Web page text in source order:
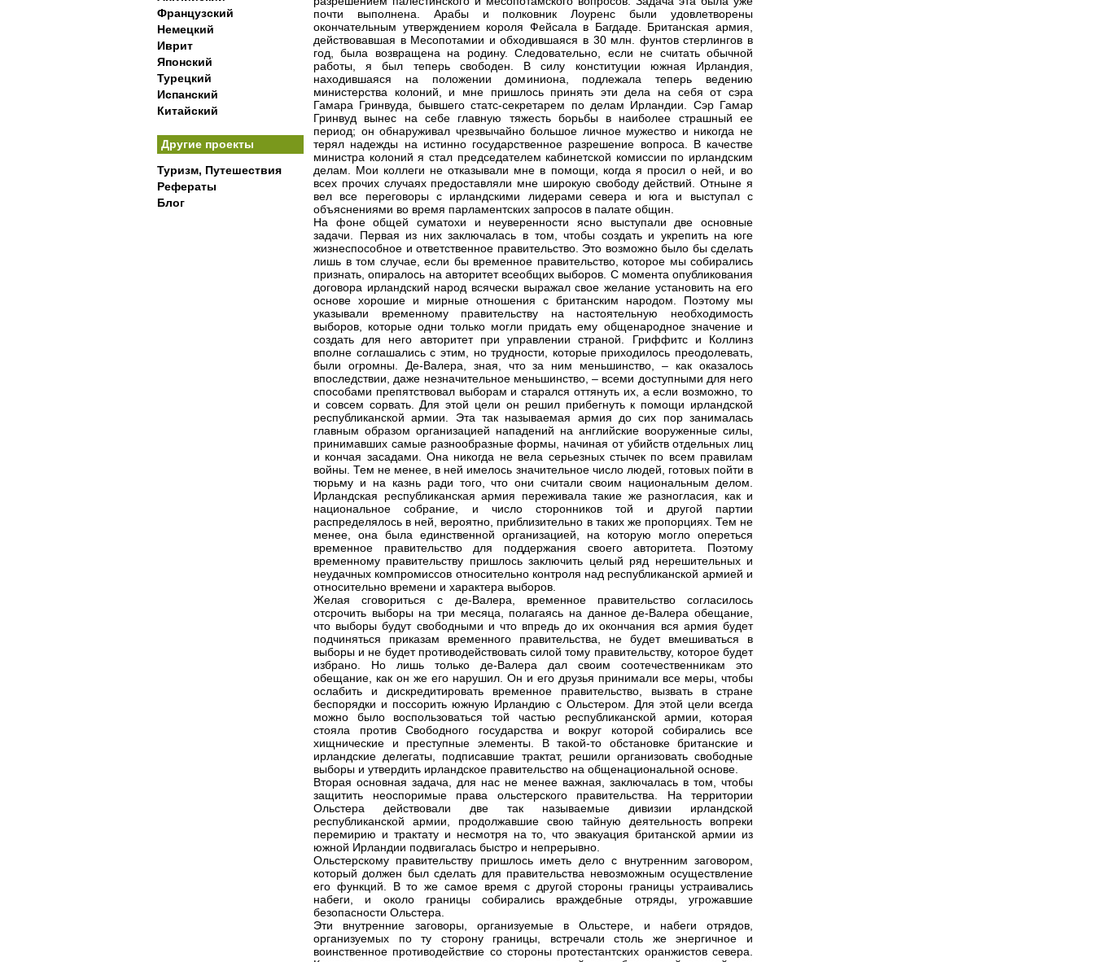
Французский
Немецкий
Иврит
Японский
Турецкий
Испанский
Китайский
Другие проекты
Туризм, Путешествия
Рефераты
Блог
почти выполнена. Арабы и полковник Лоуренс были удовлетворены
окончательным утверждением короля Фейсала в Багдаде. Британская армия,
действовавшая в Месопотамии и обходившаяся в 30 млн. фунтов стерлингов в
год, была возвращена на родину. Следовательно, если не считать обычной
работы, я был теперь свободен. В силу конституции южная Ирландия,
находившаяся на положении доминиона, подлежала теперь ведению
министерства колоний, и мне пришлось принять эти дела на себя от сэра
Гамара Гринвуда, бывшего статс-секретарем по делам Ирландии. Сэр Гамар
Гринвуд вынес на себе главную тяжесть борьбы в наиболее страшный ее
период; он обнаруживал чрезвычайно большое личное мужество и никогда не
терял надежды на истинно государственное разрешение вопроса. В качестве
министра колоний я стал председателем кабинетской комиссии по ирландским
делам. Мои коллеги не отказывали мне в помощи, когда я просил о ней, и во
всех прочих случаях предоставляли мне широкую свободу действий. Отныне я
вел все переговоры с ирландскими лидерами севера и юга и выступал с
объяснениями во время парламентских запросов в палате общин.
На фоне общей суматохи и неуверенности ясно выступали две основные
задачи. Первая из них заключалась в том, чтобы создать и укрепить на юге
жизнеспособное и ответственное правительство. Это возможно было бы сделать
лишь в том случае, если бы временное правительство, которое мы собирались
признать, опиралось на авторитет всеобщих выборов. С момента опубликования
договора ирландский народ всячески выражал свое желание установить на его
основе хорошие и мирные отношения с британским народом. Поэтому мы
указывали временному правительству на настоятельную необходимость
выборов, которые одни только могли придать ему общенародное значение и
создать для него авторитет при управлении страной. Гриффитс и Коллинз
вполне соглашались с этим, но трудности, которые приходилось преодолевать,
были огромны. Де-Валера, зная, что за ним меньшинство, – как оказалось
впоследствии, даже незначительное меньшинство, – всеми доступными для него
способами препятствовал выборам и старался оттянуть их, а если возможно, то
и совсем сорвать. Для этой цели он решил прибегнуть к помощи ирландской
республиканской армии. Эта так называемая армия до сих пор занималась
главным образом организацией нападений на английские вооруженные силы,
принимавших самые разнообразные формы, начиная от убийств отдельных лиц
и кончая засадами. Она никогда не вела серьезных стычек по всем правилам
войны. Тем не менее, в ней имелось значительное число людей, готовых пойти в
тюрьму и на казнь ради того, что они считали своим национальным делом.
Ирландская республиканская армия переживала такие же разногласия, как и
национальное собрание, и число сторонников той и другой партии
распределялось в ней, вероятно, приблизительно в таких же пропорциях. Тем не
менее, она была единственной организацией, на которую могло опереться
временное правительство для поддержания своего авторитета. Поэтому
временному правительству пришлось заключить целый ряд нерешительных и
неудачных компромиссов относительно контроля над республиканской армией и
относительно времени и характера выборов.
Желая сговориться с де-Валера, временное правительство согласилось
отсрочить выборы на три месяца, полагаясь на данное де-Валера обещание,
что выборы будут свободными и что впредь до их окончания вся армия будет
подчиняться приказам временного правительства, не будет вмешиваться в
выборы и не будет противодействовать силой тому правительству, которое будет
избрано. Но лишь только де-Валера дал своим соотечественникам это
обещание, как он же его нарушил. Он и его друзья принимали все меры, чтобы
ослабить и дискредитировать временное правительство, вызвать в стране
беспорядки и поссорить южную Ирландию с Ольстером. Для этой цели всегда
можно было воспользоваться той частью республиканской армии, которая
стояла против Свободного государства и вокруг которой собирались все
хищнические и преступные элементы. В такой-то обстановке британские и
ирландские делегаты, подписавшие трактат, решили организовать свободные
выборы и утвердить ирландское правительство на общенациональной основе.
Вторая основная задача, для нас не менее важная, заключалась в том, чтобы
защитить неоспоримые права ольстерского правительства. На территории
Ольстера действовали две так называемые дивизии ирландской
республиканской армии, продолжавшие свою тайную деятельность вопреки
перемирию и трактату и несмотря на то, что эвакуация британской армии из
южной Ирландии подвигалась быстро и непрерывно.
Ольстерскому правительству пришлось иметь дело с внутренним заговором,
который должен был сделать для правительства невозможным осуществление
его функций. В то же самое время с другой стороны границы устраивались
набеги, и около границы собирались враждебные отряды, угрожавшие
безопасности Ольстера.
Эти внутренние заговоры, организуемые в Ольстере, и набеги отрядов,
организуемых по ту сторону границы, встречали столь же энергичное и
воинственное противодействие со стороны протестантских оранжистов севера.